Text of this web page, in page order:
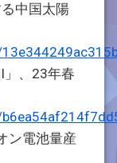
中国太陽
」、23年春
ン電池量産